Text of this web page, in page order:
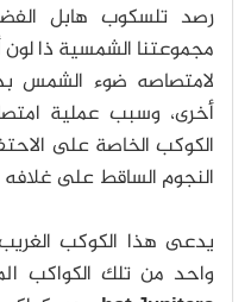
رصد تلسكوب هابل
مجموعتنا الشمسية ذا
لامتصاصه ضوء الشمس
أخرى، وسبب عملية
النجوم الساقط على غلافه
يدعى هذا الكوكب
واحد من تلك الكواكب